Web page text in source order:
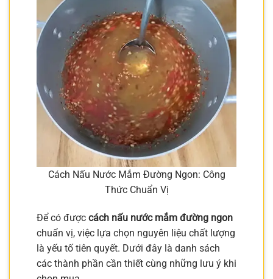
Cách Nấu Nước Mắm Đường Ngon: Công
Thức Chuẩn Vị
Để có được cách nấu nước mắm đường ngon
chuẩn vị, việc lựa chọn nguyên liệu chất lượng
là yếu tố tiên quyết. Dưới đây là danh sách
các thành phần cần thiết cùng những lưu ý khi